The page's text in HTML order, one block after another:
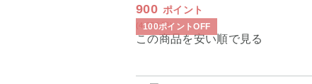
900 ポイント
(4,050円)
100ポイントOFF
この商品を安い順で見る